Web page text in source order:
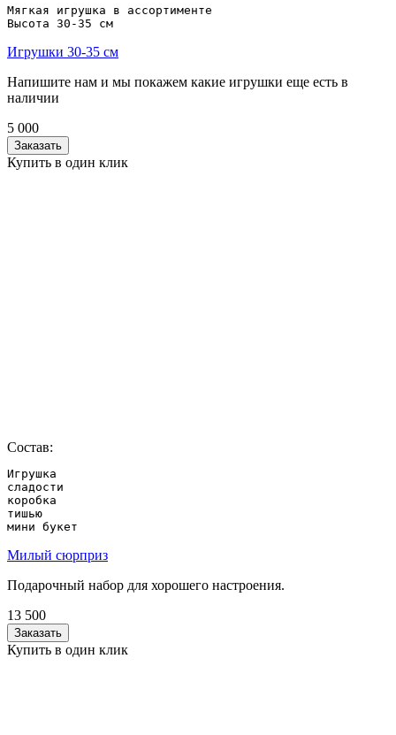
Мягкая игрушка в ассортименте
Высота 30-35 см
Игрушки 30-35 см
Напишите нам и мы покажем какие игрушки еще есть в
наличии
5 000
Заказать
Купить в один клик
Состав:
Игрушка
сладости
коробка
тишью
мини букет
Милый сюрприз
Подарочный набор для хорошего настроения.
13 500
Заказать
Купить в один клик